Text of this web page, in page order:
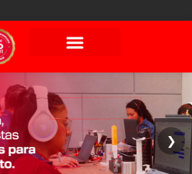
❯